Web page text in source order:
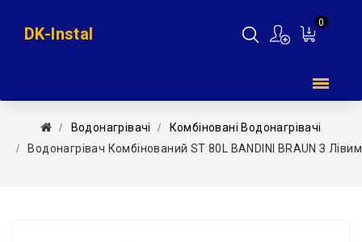
0
DK-Instal
Водонагрівачі
Комбіновані Водонагрівачі
Водонагрівач Комбінований ST 80L BANDINI BRAUN З